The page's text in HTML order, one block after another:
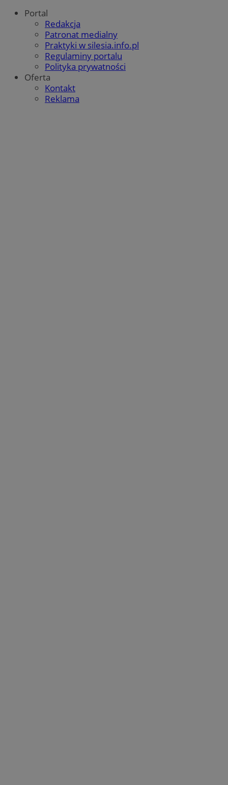
Portal
Redakcja
Patronat medialny
Praktyki w silesia.info.pl
Regulaminy portalu
Polityka prywatności
Oferta
Kontakt
Reklama